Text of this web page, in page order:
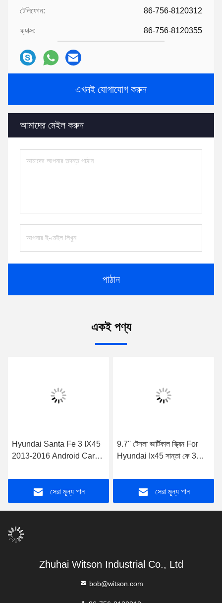
টেলিফোন: 86-756-8120312
ফ্যাক্স: 86-756-8120355
এখনই যোগাযোগ করুন
আমাদের মেইল ​​করুন
পাঠান
একই পণ্য
Hyundai Santa Fe 3 IX45
2013-2016 Android Car
সঙ্গে 8" স্ক্রীন OEM স্টাইল
সেরা মূল্য পান
9.7'' টেসলা ভার্টিকাল স্ক্রিন For
Hyundai Ix45 সান্তা ফে 3
মাল্টিমিডিয়া প্লেয়ার
সেরা মূল্য পান
Zhuhai Witson Industrial Co., Ltd
bob@witson.com